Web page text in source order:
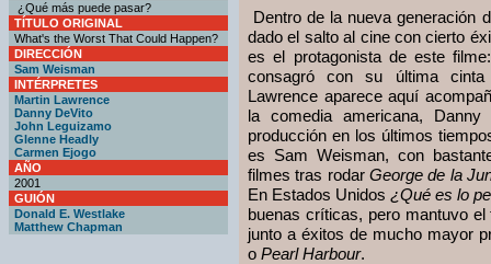
¿Qué más puede pasar?
TÍTULO ORIGINAL
What's the Worst That Could Happen?
DIRECCIÓN
Sam Weisman
INTÉRPRETES
Martin Lawrence
Danny DeVito
John Leguizamo
Glenne Headly
Carmen Ejogo
AÑO
2001
GUIÓN
Donald E. Westlake
Matthew Chapman
Dentro de la nueva generación
dado el salto al cine con cierto
es el protagonista de este
consagró con su última
Lawrence aparece aquí
la comedia americana,
producción en los últimos
es Sam Weisman, con
filmes tras rodarGeorge de la
En Estados Unidos ¿Qué es lo
buenas críticas, pero mantuvo
junto a éxitos de mucho mayor
o Pearl Harbour.